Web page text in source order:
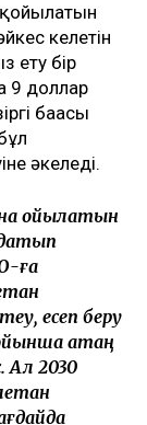
келетін
ету бір
9 доллар
бағасы
әкеледі.
қойылатын
ға
есеп беру
қатаң
Ал 2030